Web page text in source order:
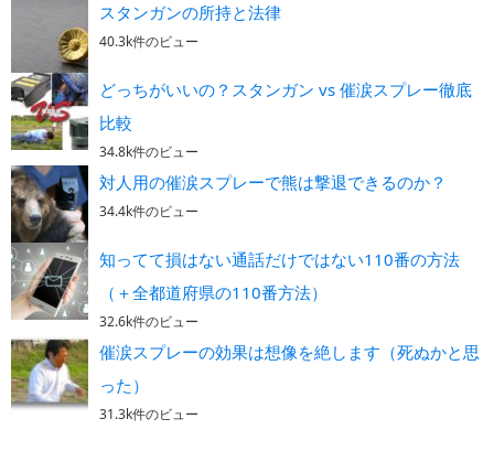
スタンガンの所持と法律
40.3k件のビュー
どっちがいいの？スタンガン vs 催涙スプレー徹底
比較
34.8k件のビュー
対人用の催涙スプレーで熊は撃退できるのか？
34.4k件のビュー
知ってて損はない通話だけではない110番の方法
（＋全都道府県の110番方法）
32.6k件のビュー
催涙スプレーの効果は想像を絶します（死ぬかと思
った）
31.3k件のビュー